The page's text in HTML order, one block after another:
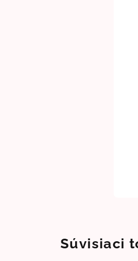
Súvisiaci